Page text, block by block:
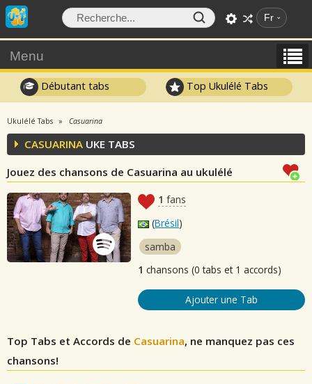
Fr
Menu
Débutant tabs Top Ukulélé Tabs
Ukulélé Tabs Casuarina
CASUARINA UKE TABS
Jouez des chansons de Casuarina au ukulélé
1 fans
(Brésil)
samba
1 chansons (0 tabs et 1 accords)
Ajouter une Tab
Top Tabs et Accords de Casuarina, ne manquez pas ces
chansons!